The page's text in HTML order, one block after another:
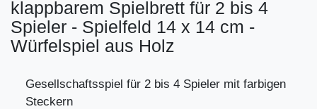
klappbarem Spielbrett für 2 bis 4
Spieler - Spielfeld 14 x 14 cm -
Würfelspiel aus Holz
Gesellschaftsspiel für 2 bis 4 Spieler mit farbigen
Steckern